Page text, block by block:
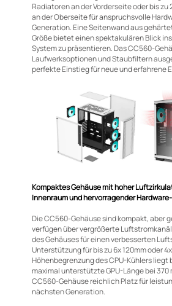
Radiatoren an der Vorderseite oder bis
an der Oberseite für anspruchsvolle
Generation. Eine Seitenwand aus
Größe bietet einen spektakulären Blick
System zu präsentieren. Das CC560-
Laufwerksoptionen und Staubfiltern
perfekte Einstieg für neue und erfahrene
Kompaktes Gehäuse mit hoher
Innenraum und hervorragender
Die CC560-Gehäuse sind kompakt, aber
verfügen über vergrößerte
des Gehäuses für einen verbesserten
Unterstützung für bis zu 6x 120mm oder
Höhenbegrenzung des CPU-Kühlers liegt
maximal unterstützte GPU-Länge bei 370
CC560-Gehäuse reichlich Platz für
nächsten Generation.